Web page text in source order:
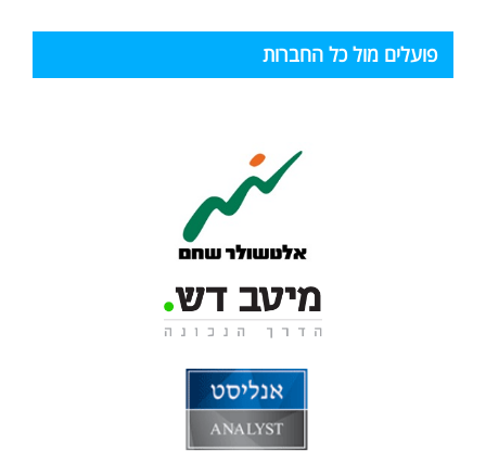
פועלים מול כל החברות